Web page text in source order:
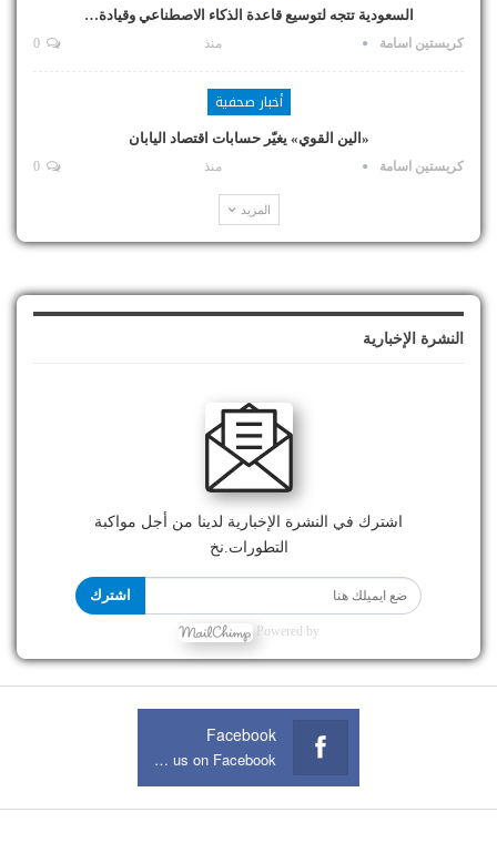
السعودية تتجه لتوسيع قاعدة الذكاء الاصطناعي وقيادة…
كريستين اسامة منذ
أخبار صحفية
«الين القوي» يغيّر حسابات اقتصاد اليابان
كريستين اسامة منذ
المزيد
النشرة الإخبارية
اشترك في النشرة الإخبارية لدينا من أجل مواكبة
التطورات.نخ
اشترك
Powered by
Facebook
Join us on Facebook